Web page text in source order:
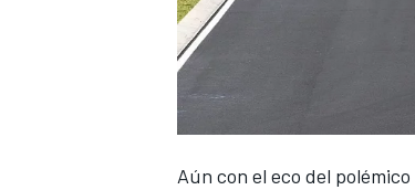
Aún con el eco del polémico